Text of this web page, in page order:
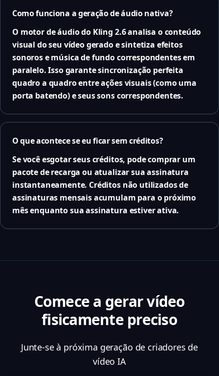
Como funciona a geração de áudio nativa?
O motor de áudio do Kling 2.6 analisa o conteúdo
visual do seu vídeo gerado e sintetiza efeitos
sonoros e música de fundo correspondentes em
paralelo. Isso garante sincronização perfeita
quadro a quadro entre ações visuais (como uma
porta batendo) e seus sons correspondentes.
O que acontece se eu ficar sem créditos?
Se você esgotar seus créditos, pode comprar um
pacote de recarga ou atualizar sua assinatura
instantaneamente. Créditos não utilizados de
assinaturas mensais acumulam para o próximo
mês enquanto sua assinatura estiver ativa.
Comece a gerar vídeo
fisicamente preciso
Junte-se à próxima geração de criadores de
vídeo IA